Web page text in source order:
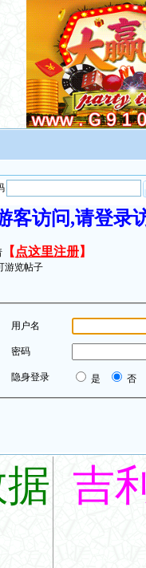
客访问,请登
【 点这里注册】
游览帖子
用户名
密码
隐身登录 是 否
吉